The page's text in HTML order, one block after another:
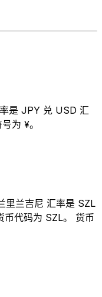
是 JPY 兑 USD 汇
为 ¥。
里兰吉尼 汇率是 SZL
币代码为 SZL。 货币